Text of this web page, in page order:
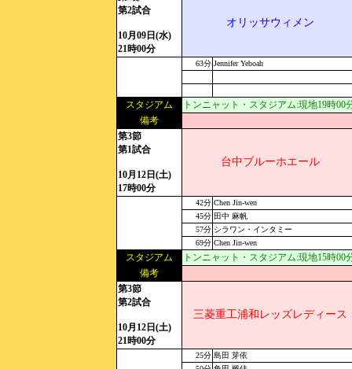
第2試合
10月09日(水)
21時00分
オリッサウィメン
63分 Jennifer Yeboah
スタジアム
トンニャット・スタジアム:現地19時00
備考
第3節
第1試合
10月12日(土)
17時00分
台中ブルーホエール
42分 Chen Jin-wen
45分 田中 麻帆
57分 シラワン・インタミー
69分 Chen Jin-wen
スタジアム
トンニャット・スタジアム:現地15時00
備考
第3節
第2試合
10月12日(土)
21時00分
三菱重工浦和レッズレディース
25分 島田 芽依